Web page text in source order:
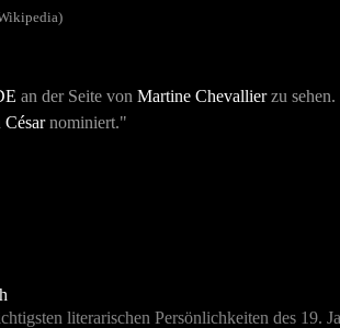
an der Seite von Martine Chevallierzu sehen.
Césarnominiert."
literarischen Persönlichkeiten des 19.